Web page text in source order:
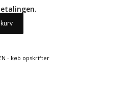
- køb opskrifter